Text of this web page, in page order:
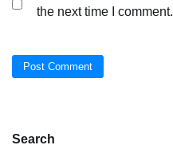
the next time I comment.
Search